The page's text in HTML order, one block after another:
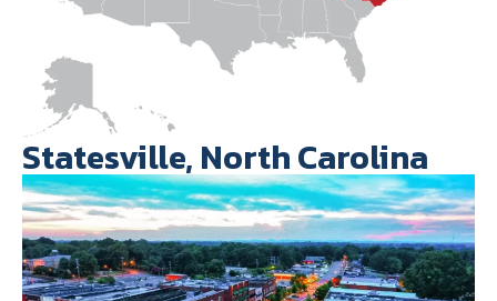
Statesville, North Carolina